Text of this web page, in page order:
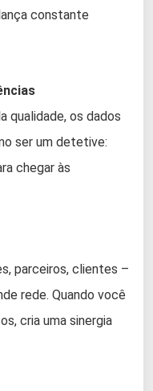
constante
qualidade, os dados
ser um detetive:
chegar às
parceiros, clientes –
rede. Quando você
cria uma sinergia